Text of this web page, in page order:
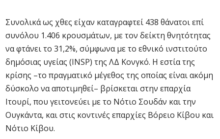
Συνολικά ως χθες είχαν καταγραφτεί 438 θάνατοι επί
συνόλου 1.406 κρουσμάτων, με τον δείκτη θνητότητας
να φτάνει το 31,2%, σύμφωνα με το εθνικό ινστιτούτο
δημόσιας υγείας (INSP) της ΛΔ Κονγκό. Η εστία της
κρίσης –το πραγματικό μέγεθος της οποίας είναι ακόμη
δύσκολο να αποτιμηθεί– βρίσκεται στην επαρχία
Ιτουρί, που γειτονεύει με το Νότιο Σουδάν και την
Ουγκάντα, και στις κοντινές επαρχίες Βόρειο Κίβου και
Νότιο Κίβου.